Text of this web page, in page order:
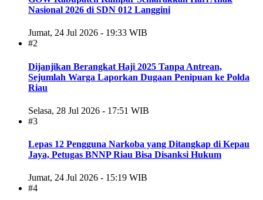
Nasional 2026 di SDN 012 Langgini
Jumat, 24 Jul 2026 - 19:33 WIB
#2
Dijanjikan Berangkat Haji 2025 Tanpa Antrean,
Sejumlah Warga Laporkan Dugaan Penipuan ke Polda
Riau
Selasa, 28 Jul 2026 - 17:51 WIB
#3
Lepas 12 Pengguna Narkoba yang Ditangkap di Kepau
Jaya, Petugas BNNP Riau Bisa Disanksi Hukum
Jumat, 24 Jul 2026 - 15:19 WIB
#4